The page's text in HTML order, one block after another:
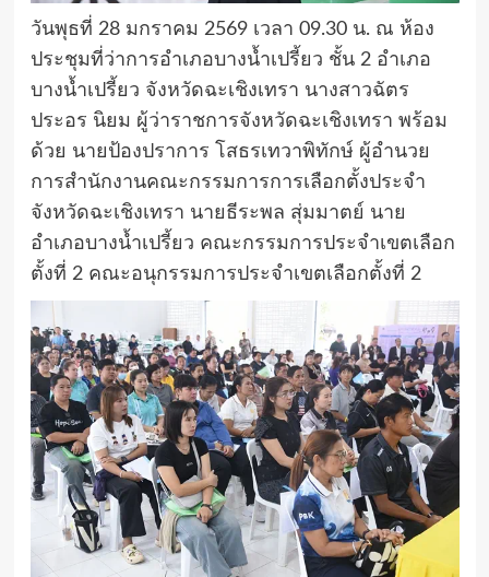
วันพุธที่ 28 มกราคม 2569 เวลา 09.30 น. ณ ห้อง
ประชุมที่ว่าการอำเภอบางน้ำเปรี้ยว ชั้น 2 อำเภอ
บางน้ำเปรี้ยว จังหวัดฉะเชิงเทรา นางสาวฉัตร
ประอร นิยม ผู้ว่าราชการจังหวัดฉะเชิงเทรา พร้อม
ด้วย นายป้องปราการ โสธรเทวาพิทักษ์ ผู้อำนวย
การสำนักงานคณะกรรมการการเลือกตั้งประจำ
จังหวัดฉะเชิงเทรา นายธีระพล สุ่มมาตย์ นาย
อำเภอบางน้ำเปรี้ยว คณะกรรมการประจำเขตเลือก
ตั้งที่ 2 คณะอนุกรรมการประจำเขตเลือกตั้งที่ 2